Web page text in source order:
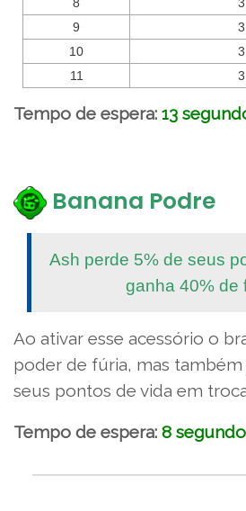
9
10
11
Tempo de espera: 13
Banana Podre
Ash perde 5% de seus
ganha 40% de
Ao ativar esse acessório o
poder de fúria, mas também
seus pontos de vida em
Tempo de espera: 8